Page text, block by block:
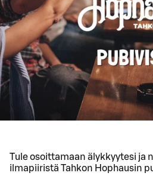
Tule osoittamaan älykkyytesi ja
ilmapiiristä Tahkon Hophausin